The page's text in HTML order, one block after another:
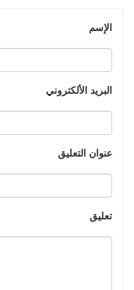
الإسم
البريد الألكتروني
عنوان التعليق
تعليق